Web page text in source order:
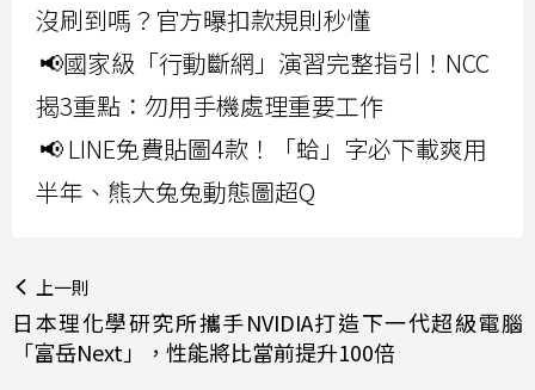
沒刷到嗎？官方曝扣款規則秒懂
📢國家級「行動斷網」演習完整指引！NCC
揭3重點：勿用手機處理重要工作
📢 LINE免費貼圖4款！「蛤」字必下載爽用
半年、熊大兔兔動態圖超Q
上一則
日本理化學研究所攜手NVIDIA打造下一代超級電腦
「富岳Next」，性能將比當前提升100倍